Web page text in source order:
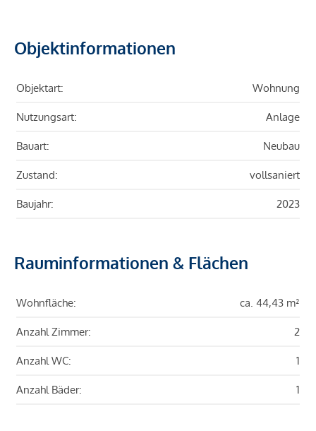
Objektinformationen
Objektart: Wohnung
Nutzungsart: Anlage
Bauart: Neubau
Zustand: vollsaniert
Baujahr: 2023
Rauminformationen & Flächen
Wohnfläche: ca. 44,43 m²
Anzahl Zimmer: 2
Anzahl WC: 1
Anzahl Bäder: 1